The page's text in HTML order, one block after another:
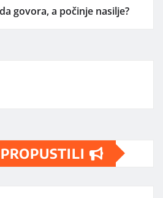
govora, a počinje nasilje?